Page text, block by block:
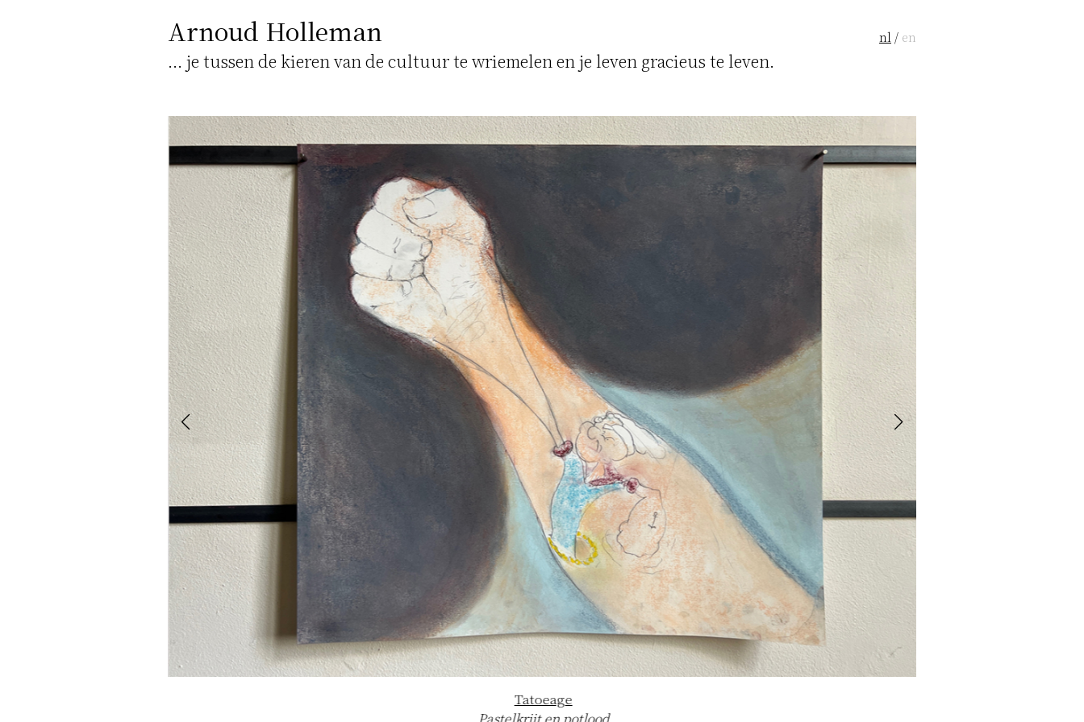
Arnoud Holleman
... je tussen de kieren van de cultuur te wriemelen en je leven gracieus te leven.
nl / en
Tatoeage